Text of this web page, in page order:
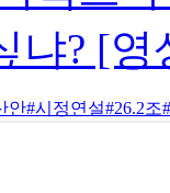
냐? [
안#시정연설#26.2조